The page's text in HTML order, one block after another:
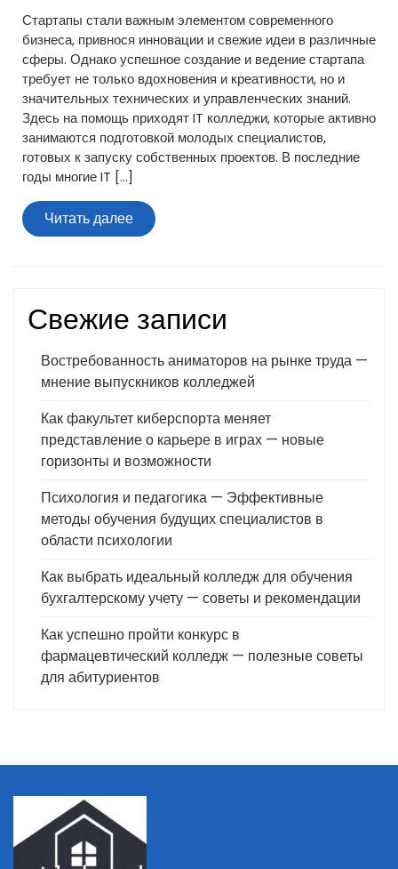
Стартапы стали важным элементом современного
бизнеса, привнося инновации и свежие идеи в различные
сферы. Однако успешное создание и ведение стартапа
требует не только вдохновения и креативности, но и
значительных технических и управленческих знаний.
Здесь на помощь приходят IT колледжи, которые активно
занимаются подготовкой молодых специалистов,
готовых к запуску собственных проектов. В последние
годы многие IT […]
Читать далееЧитать
далее
Свежие записи
Востребованность аниматоров на рынке труда —
мнение выпускников колледжей
Как факультет киберспорта меняет
представление о карьере в играх — новые
горизонты и возможности
Психология и педагогика — Эффективные
методы обучения будущих специалистов в
области психологии
Как выбрать идеальный колледж для обучения
бухгалтерскому учету — советы и рекомендации
Как успешно пройти конкурс в
фармацевтический колледж — полезные советы
для абитуриентов